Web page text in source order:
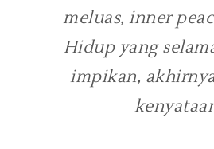
meluas, inner
Hidup yang
impikan,